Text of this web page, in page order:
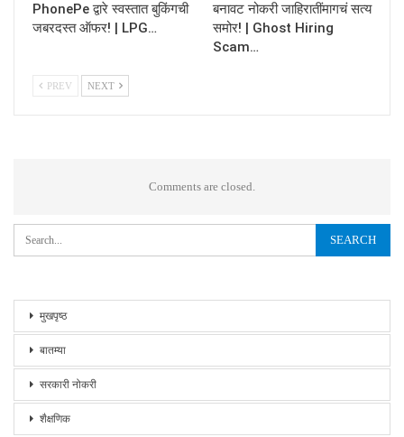
PhonePe द्वारे स्वस्तात बुकिंगची
जबरदस्त ऑफर! | LPG…
बनावट नोकरी जाहिरातींमागचं सत्य
समोर! | Ghost Hiring
Scam…
PREV NEXT
Comments are closed.
मुखपृष्ठ
बातम्या
सरकारी नोकरी
शैक्षणिक